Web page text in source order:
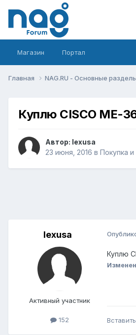
Магазин Портал
Главная NAG.RU - Основные
Куплю CISCO ME-
Автор: lexusa
23 июня, 2016 в Покупка
lexusa
Активный участник
152
Куплю